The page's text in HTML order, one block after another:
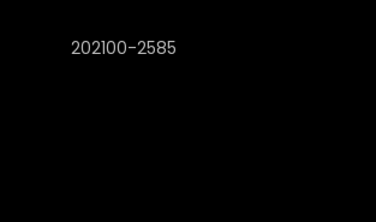
202100-2585